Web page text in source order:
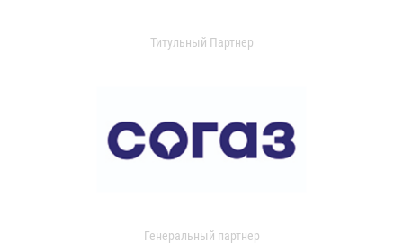
Титульный Партнер
Генеральный партнер